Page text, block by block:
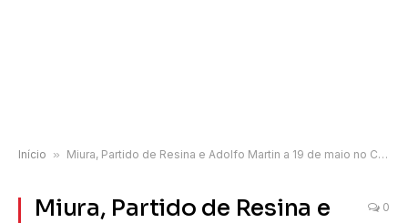
Início » Miura, Partido de Resina e Adolfo Martin a 19 de maio no Concurso de Ganadarias de Évora (com Fotos)
Miura, Partido de Resina e
0